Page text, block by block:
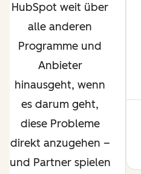
HubSpot weit über
alle anderen
Programme und
Anbieter
hinausgeht, wenn
es darum geht,
diese Probleme
direkt anzugehen –
und Partner spielen